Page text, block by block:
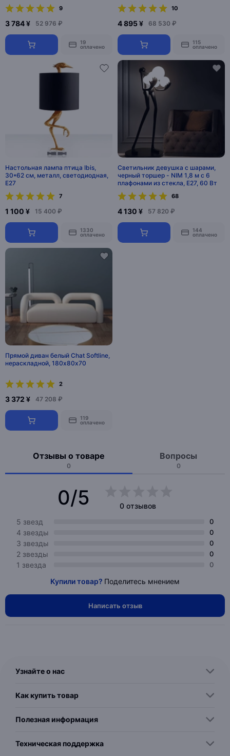
9
3 784 ¥ 52 976 ₽
19
оплачено
10
4 895 ¥ 68 530 ₽
115
оплачено
Настольная лампа птица Ibis,
30*62 см, металл, светодиодная,
E27
7
1 100 ¥ 15 400 ₽
1330
оплачено
Светильник девушка с шарами,
черный торшер - NIM 1,8 м с 6
плафонами из стекла, E27, 60 Вт
68
4 130 ¥ 57 820 ₽
144
оплачено
Прямой диван белый Chat Softline,
нераскладной, 180х80х70
2
3 372 ¥ 47 208 ₽
119
оплачено
Отзывы о товаре
0
Вопросы
0
0/5
0 отзывов
5 звезд
0
4 звезды 0
3 звезды 0
2 звезды 0
1 звезда 0
Купили товар? Поделитесь мнением
Написать отзыв
Узнайте о нас
Как купить товар
Полезная информация
Техническая поддержка